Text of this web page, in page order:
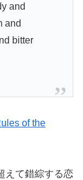
and
and
bitter
of the
えて錯綜する恋